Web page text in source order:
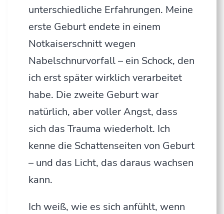
unterschiedliche Erfahrungen. Meine
erste Geburt endete in einem
Notkaiserschnitt wegen
Nabelschnurvorfall – ein Schock, den
ich erst später wirklich verarbeitet
habe. Die zweite Geburt war
natürlich, aber voller Angst, dass
sich das Trauma wiederholt. Ich
kenne die Schattenseiten von Geburt
– und das Licht, das daraus wachsen
kann.
Ich weiß, wie es sich anfühlt, wenn